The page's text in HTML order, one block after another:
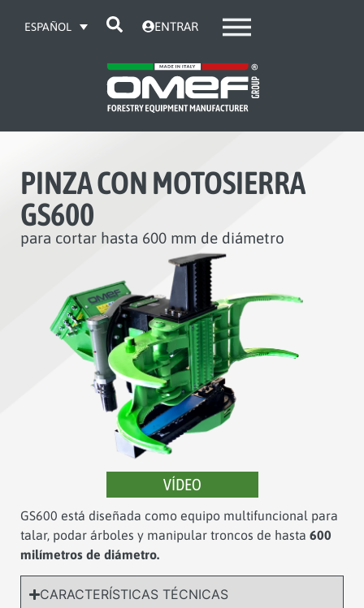
ESPAÑOL ENTRAR
PINZA CON MOTOSIERRA
GS600
para cortar hasta 600 mm de diámetro
VÍDEO
GS600 está diseñada como equipo multifuncional para
talar, podar árboles y manipular troncos de hasta 600
milímetros de diámetro.
CARACTERÍSTICAS TÉCNICAS